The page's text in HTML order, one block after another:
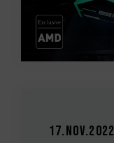
17.Nov.2022